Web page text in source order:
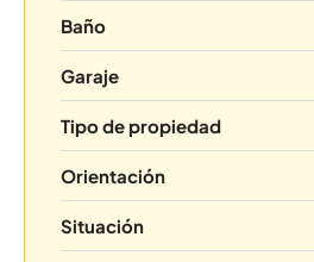
Baño
Garaje
Tipo de propiedad
Orientación
Situación